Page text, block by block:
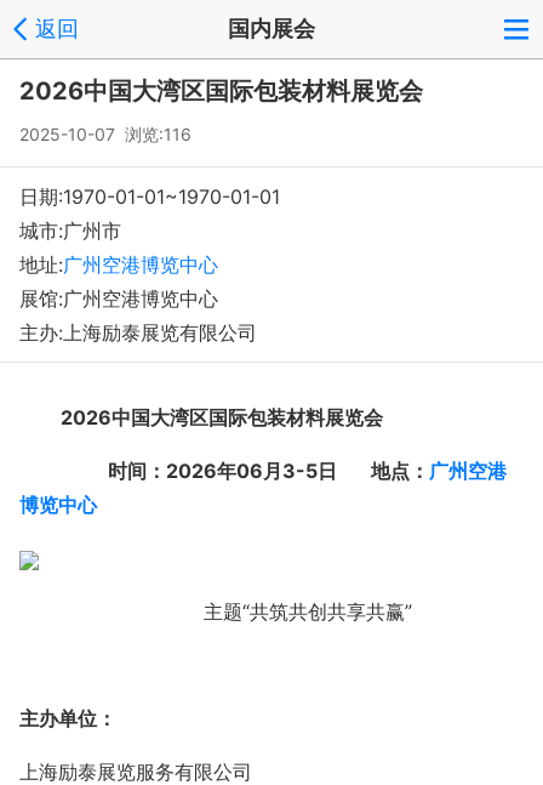
返回 国内展会
2026中国大湾区国际包装材料展览会
2025-10-07 浏览:116
日期:1970-01-01~1970-01-01
城市:广州市
地址:广州空港博览中心
展馆:广州空港博览中心
主办:上海励泰展览有限公司
2026中国大湾区国际包装材料展览会
时间： 2026年06月3-5日 地点： 广州空港
博览中心
主题“共筑共创共享共赢”
主办单位：
上海励泰展览服务有限公司
注册 反馈
Copyright © 2008-2018 环球会展网 fairglobal.com.cn 版权所有